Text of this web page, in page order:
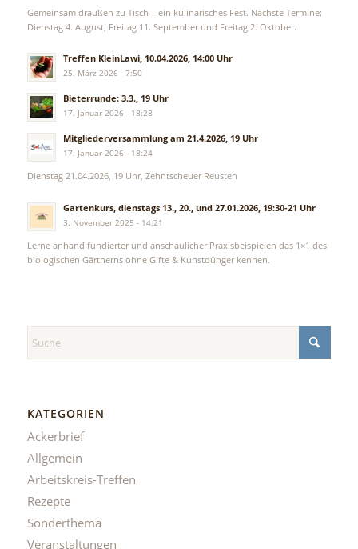
Gemeinsam draußen zu Tisch – ein kulinarisches Fest. Nächste Termine:
Dienstag 4. August, Freitag 11. September und Freitag 2. Oktober.
Treffen KleinLawi, 10.04.2026, 14:00 Uhr
25. März 2026 - 7:50
Bieterrunde: 3.3., 19 Uhr
17. Januar 2026 - 18:28
Mitgliederversammlung am 21.4.2026, 19 Uhr
17. Januar 2026 - 18:24
Dienstag 21.04.2026, 19 Uhr, Zehntscheuer Reusten
Gartenkurs, dienstags 13., 20., und 27.01.2026, 19:30-21 Uhr
3. November 2025 - 14:21
Lerne anhand fundierter und anschaulicher Praxisbeispielen das 1×1 des
biologischen Gärtnerns ohne Gifte & Kunstdünger kennen.
KATEGORIEN
Ackerbrief
Allgemein
Arbeitskreis-Treffen
Rezepte
Sonderthema
Veranstaltungen